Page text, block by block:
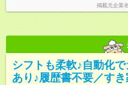
掲載元企業名
シフトも柔軟♪自動化
あり♪履歴書不要／す